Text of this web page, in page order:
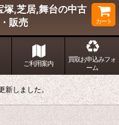
塚,芝居,舞台の中古
販売
カート
ご利用案内
買取お申込みフォ
ーム
新しました。